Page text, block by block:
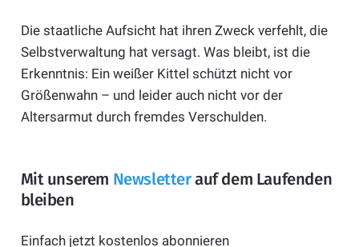
Die staatliche Aufsicht hat ihren Zweck verfehlt, die
Selbstverwaltung hat versagt. Was bleibt, ist die
Erkenntnis: Ein weißer Kittel schützt nicht vor
Größenwahn – und leider auch nicht vor der
Altersarmut durch fremdes Verschulden.
Mit unserem Newsletterauf dem Laufenden
bleiben
Einfach jetzt kostenlos abonnieren